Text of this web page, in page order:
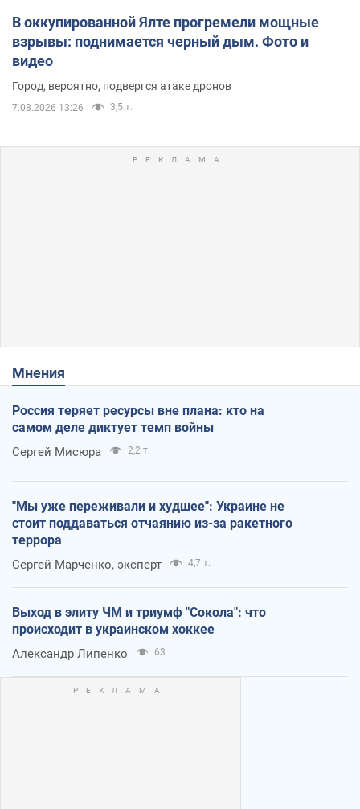
В оккупированной Ялте прогремели мощные
взрывы: поднимается черный дым. Фото и
видео
Город, вероятно, подвергся атаке дронов
7.08.2026 13:26 3,5 т.
Мнения
Россия теряет ресурсы вне плана: кто на
самом деле диктует темп войны
Сергей Мисюра 2,2 т.
"Мы уже переживали и худшее": Украине не
стоит поддаваться отчаянию из-за ракетного
террора
Сергей Марченко, эксперт 4,7 т.
Выход в элиту ЧМ и триумф "Сокола": что
происходит в украинском хоккее
Александр Липенко 63